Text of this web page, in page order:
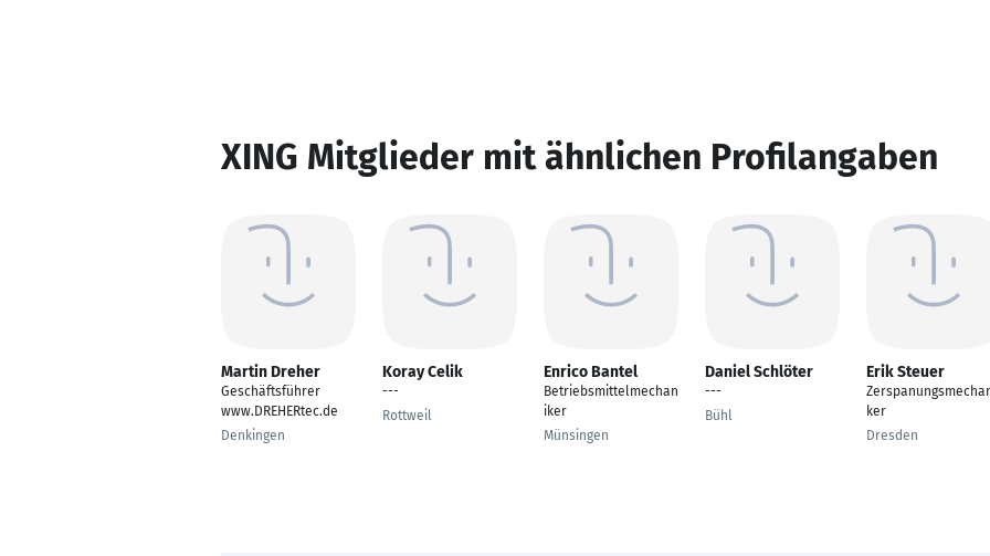
XING Mitglieder mit ähnlichen Profilangaben
Martin Dreher
Geschäftsführer
www.DREHERtec.de
Denkingen
Koray Celik
---
Rottweil
Enrico Bantel
Betriebsmittelmechan
iker
Münsingen
Daniel Schlöter
---
Bühl
Erik Steuer
ker
Dresden